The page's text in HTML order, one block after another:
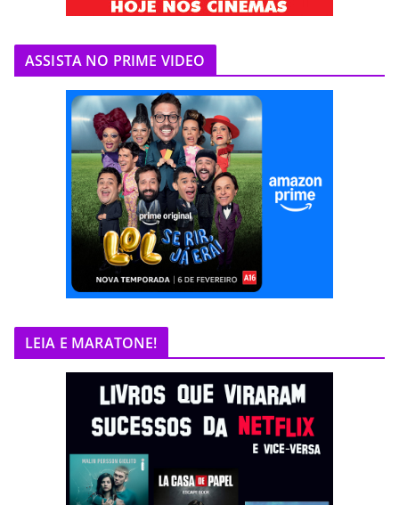
ASSISTA NO PRIME VIDEO
LEIA E MARATONE!